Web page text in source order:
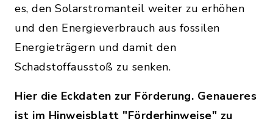
es, den Solarstromanteil weiter zu erhöhen
und den Energieverbrauch aus fossilen
Energieträgern und damit den
Schadstoffausstoß zu senken.
Hier die Eckdaten zur Förderung. Genaueres
ist im Hinweisblatt "Förderhinweise" zu